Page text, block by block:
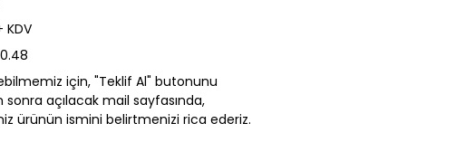
KDV
için, "Teklif Al" butonunu
sonra açılacak mail sayfasında,
ürünün ismini belirtmenizi rica ederiz.